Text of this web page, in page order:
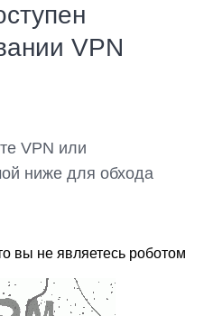
VPN
VPN или
ниже для обхода
вы не являетесь роботом